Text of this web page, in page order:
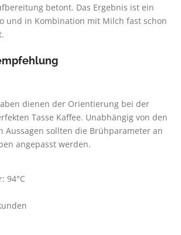
betont. Das Ergebnis ist ein
und in Kombination mit Milch fast schon
dienen der Orientierung bei der
Tasse Kaffee. Unabhängig von den
Aussagen sollten die Brühparameter an
angepasst werden.
94°C